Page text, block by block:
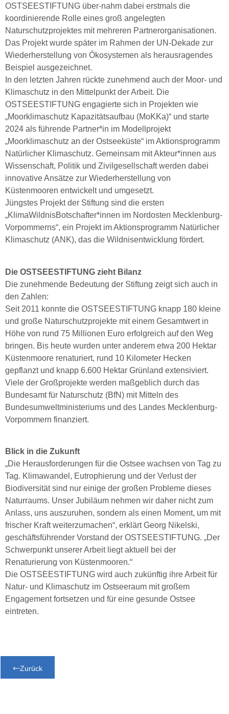
OSTSEESTIFTUNG über-nahm dabei erstmals die
koordinierende Rolle eines groß angelegten
Naturschutzprojektes mit mehreren Partnerorganisationen.
Das Projekt wurde später im Rahmen der UN-Dekade zur
Wiederherstellung von Ökosystemen als herausragendes
Beispiel ausgezeichnet.
In den letzten Jahren rückte zunehmend auch der Moor- und
Klimaschutz in den Mittelpunkt der Arbeit. Die
OSTSEESTIFTUNG engagierte sich in Projekten wie
„Moorklimaschutz Kapazitätsaufbau (MoKKa)“ und starte
2024 als führende Partner*in im Modellprojekt
„Moorklimaschutz an der Ostseeküste“ im Aktionsprogramm
Natürlicher Klimaschutz. Gemeinsam mit Akteur*innen aus
Wissenschaft, Politik und Zivilgesellschaft werden dabei
innovative Ansätze zur Wiederherstellung von
Küstenmooren entwickelt und umgesetzt.
Jüngstes Projekt der Stiftung sind die ersten
„KlimaWildnisBotschafter*innen im Nordosten Mecklenburg-
Vorpommerns“, ein Projekt im Aktionsprogramm Natürlicher
Klimaschutz (ANK), das die Wildnisentwicklung fördert.
Die OSTSEESTIFTUNG zieht Bilanz
Die zunehmende Bedeutung der Stiftung zeigt sich auch in
den Zahlen:
Seit 2011 konnte die OSTSEESTIFTUNG knapp 180 kleine
und große Naturschutzprojekte mit einem Gesamtwert in
Höhe von rund 75 Millionen Euro erfolgreich auf den Weg
bringen. Bis heute wurden unter anderem etwa 200 Hektar
Küstenmoore renaturiert, rund 10 Kilometer Hecken
gepflanzt und knapp 6.600 Hektar Grünland extensiviert.
Viele der Großprojekte werden maßgeblich durch das
Bundesamt für Naturschutz (BfN) mit Mitteln des
Bundesumweltministeriums und des Landes Mecklenburg-
Vorpommern finanziert.
Blick in die Zukunft
„Die Herausforderungen für die Ostsee wachsen von Tag zu
Tag. Klimawandel, Eutrophierung und der Verlust der
Biodiversität sind nur einige der großen Probleme dieses
Naturraums. Unser Jubiläum nehmen wir daher nicht zum
Anlass, uns auszuruhen, sondern als einen Moment, um mit
frischer Kraft weiterzumachen“, erklärt Georg Nikelski,
geschäftsführender Vorstand der OSTSEESTIFTUNG. „Der
Schwerpunkt unserer Arbeit liegt aktuell bei der
Renaturierung von Küstenmooren.“
Die OSTSEESTIFTUNG wird auch zukünftig ihre Arbeit für
Natur- und Klimaschutz im Ostseeraum mit großem
Engagement fortsetzen und für eine gesunde Ostsee
eintreten.
Zurück